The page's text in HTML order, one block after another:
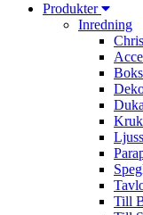
Produkter
Inredning
Till